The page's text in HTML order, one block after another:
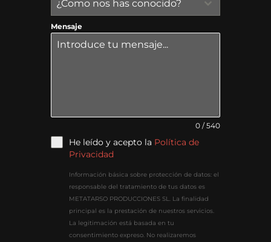
¿Como nos has conocido?
Mensaje
0 / 540
He leído y acepto la Política de
Privacidad
Información básica sobre protección de datos: el
responsable del tratamiento de tus datos es
METATARSO PRODUCCIONES SL. La finalidad
principal es la prestación de nuestros servicios.
La legitimación está basada en tu
consentimiento expreso. No realizaremos